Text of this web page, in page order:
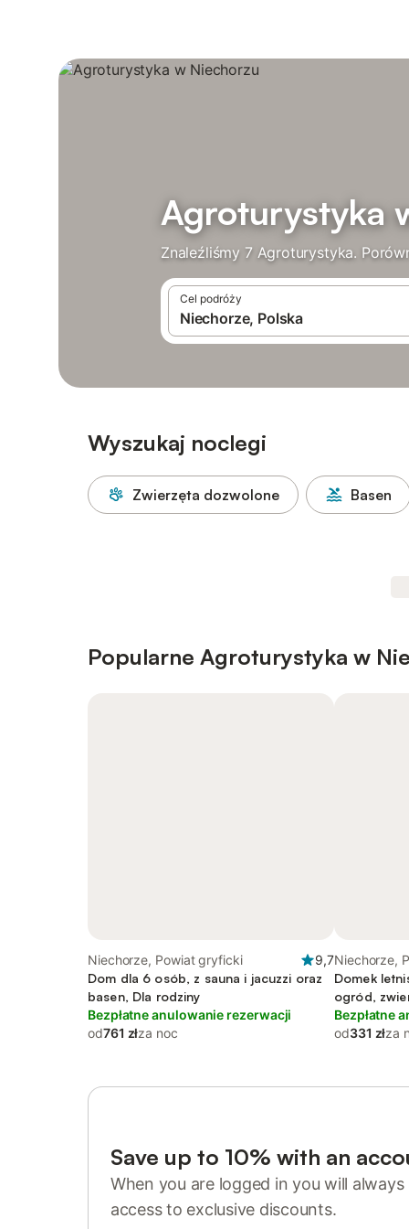
Agroturystyka
Znaleźliśmy 7 Agroturystyka.
Cel podróży
Wyszukaj noclegi
Zwierzęta dozwolone Basen
Popularne Agroturystyka w
Niechorze, Powiat gryficki
9,7
Dom dla 6 osób, z sauna i jacuzzi oraz
basen, Dla rodziny
Bezpłatne anulowanie rezerwacji
od761 złza noc
Niechorze,
Domek
ogród,
Bezpłatne
od331 złza
Save up to 10% with an
When you are logged in you will
access to exclusive discounts.